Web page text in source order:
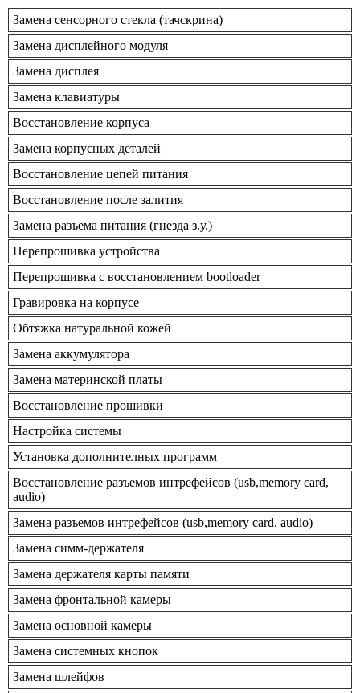
Замена сенсорного стекла (тачскрина)
Замена дисплейного модуля
Замена дисплея
Замена клавиатуры
Восстановление корпуса
Замена корпусных деталей
Восстановление цепей питания
Восстановление после залития
Замена разъема питания (гнезда з.у.)
Перепрошивка устройства
Перепрошивка с восстановлением bootloader
Гравировка на корпусе
Обтяжка натуральной кожей
Замена аккумулятора
Замена материнской платы
Восстановление прошивки
Настройка системы
Установка дополнителных программ
Восстановление разъемов интрефейсов (usb,memory card,
audio)
Замена разъемов интрефейсов (usb,memory card, audio)
Замена симм-держателя
Замена держателя карты памяти
Замена фронтальной камеры
Замена основной камеры
Замена системных кнопок
Замена шлейфов